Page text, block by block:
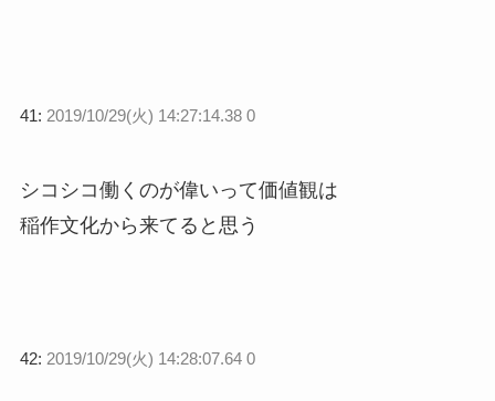
41: 2019/10/29(火) 14:27:14.38 0
シコシコ働くのが偉いって価値観は
稲作文化から来てると思う
42: 2019/10/29(火) 14:28:07.64 0